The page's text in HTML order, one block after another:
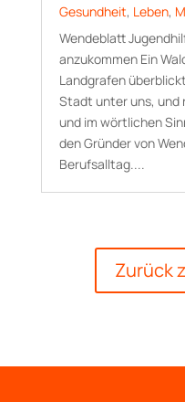
Gesundheit, Leben,
Wendeblatt
anzukommen Ein
Landgrafen
Stadt unter uns, und
und im wörtlichen
den Gründer von
Berufsalltag....
Zurück